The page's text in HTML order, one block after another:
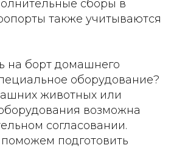
сборы в
также учитываются
на борт домашнего
оборудование?
животных или
возможна
согласовании.
подготовить